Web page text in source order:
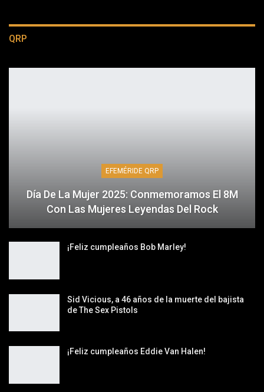
QRP
EFEMÉRIDE QRP
Día De La Mujer 2025: Conmemoramos El 8M
Con Las Mujeres Leyendas Del Rock
¡Feliz cumpleaños Bob Marley!
Sid Vicious, a 46 años de la muerte del bajista
de The Sex Pistols
¡Feliz cumpleaños Eddie Van Halen!